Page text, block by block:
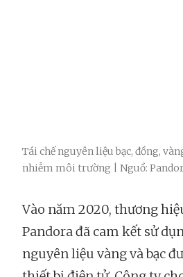
Tái chế nguyên liệu bạc, đồng,
nhiễm môi trường | Nguồ:
Vào năm 2020, thương
Pandora đã cam kết sử
nguyên liệu vàng và bạc